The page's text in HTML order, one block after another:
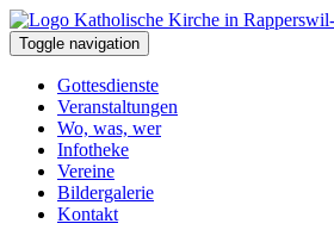
Toggle navigation
Gottesdienste
Veranstaltungen
Wo, was, wer
Infotheke
Vereine
Bildergalerie
Kontakt